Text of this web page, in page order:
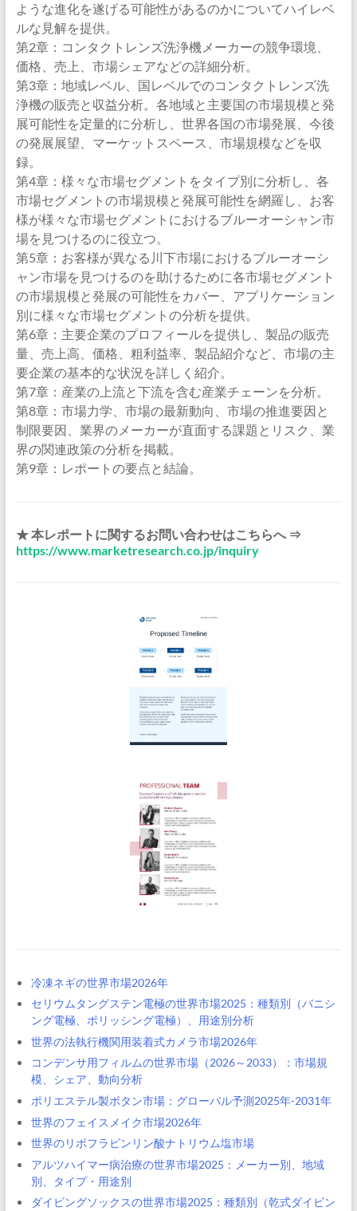
ような進化を遂げる可能性があるのかについてハイレベ
ルな見解を提供。
第2章：コンタクトレンズ洗浄機メーカーの競争環境、
価格、売上、市場シェアなどの詳細分析。
第3章：地域レベル、国レベルでのコンタクトレンズ洗
浄機の販売と収益分析。各地域と主要国の市場規模と発
展可能性を定量的に分析し、世界各国の市場発展、今後
の発展展望、マーケットスペース、市場規模などを収
録。
第4章：様々な市場セグメントをタイプ別に分析し、各
市場セグメントの市場規模と発展可能性を網羅し、お客
様が様々な市場セグメントにおけるブルーオーシャン市
場を見つけるのに役立つ。
第5章：お客様が異なる川下市場におけるブルーオーシ
ャン市場を見つけるのを助けるために各市場セグメント
の市場規模と発展の可能性をカバー、アプリケーション
別に様々な市場セグメントの分析を提供。
第6章：主要企業のプロフィールを提供し、製品の販売
量、売上高、価格、粗利益率、製品紹介など、市場の主
要企業の基本的な状況を詳しく紹介。
第7章：産業の上流と下流を含む産業チェーンを分析。
第8章：市場力学、市場の最新動向、市場の推進要因と
制限要因、業界のメーカーが直面する課題とリスク、業
界の関連政策の分析を掲載。
第9章：レポートの要点と結論。
★ 本レポートに関するお問い合わせはこちらへ ⇒
https://www.marketresearch.co.jp/inquiry
冷凍ネギの世界市場2026年
セリウムタングステン電極の世界市場2025：種類別（バニシ
ング電極、ポリッシング電極）、用途別分析
世界の法執行機関用装着式カメラ市場2026年
コンデンサ用フィルムの世界市場（2026～2033）：市場規
模、シェア、動向分析
ポリエステル製ボタン市場：グローバル予測2025年-2031年
世界のフェイスメイク市場2026年
世界のリボフラビンリン酸ナトリウム塩市場
アルツハイマー病治療の世界市場2025：メーカー別、地域
別、タイプ・用途別
ダイビングソックスの世界市場2025：種類別（乾式ダイビン